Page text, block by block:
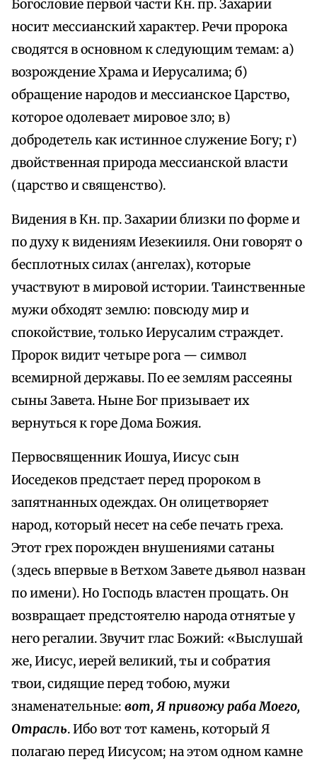
Богословие первой части Кн. пр. Захарии
носит мессианский характер. Речи пророка
сводятся в основном к следующим темам: а)
возрождение Храма и Иерусалима; б)
обращение народов и мессианское Царство,
которое одолевает мировое зло; в)
добродетель как истинное служение Богу; г)
двойственная природа мессианской власти
(царство и священство).
Видения в Кн. пр. Захарии близки по форме и
по духу к видениям Иезекииля. Они говорят о
бесплотных силах (ангелах), которые
участвуют в мировой истории. Таинственные
мужи обходят землю: повсюду мир и
спокойствие, только Иерусалим страждет.
Пророк видит четыре рога — символ
всемирной державы. По ее землям рассеяны
сыны Завета. Ныне Бог призывает их
вернуться к горе Дома Божия.
Первосвященник Иошуа, Иисус сын
Иоседеков предстает перед пророком в
запятнанных одеждах. Он олицетворяет
народ, который несет на себе печать греха.
Этот грех порожден внушениями сатаны
(здесь впервые в Ветхом Завете дьявол назван
по имени). Но Господь властен прощать. Он
возвращает предстоятелю народа отнятые у
него регалии. Звучит глас Божий: «Выслушай
же, Иисус, иерей великий, ты и собратия
твои, сидящие перед тобою, мужи
знаменательные: вот, Я привожу раба Моего,
Отрасль. Ибо вот тот камень, который Я
полагаю перед Иисусом; на этом одном камне